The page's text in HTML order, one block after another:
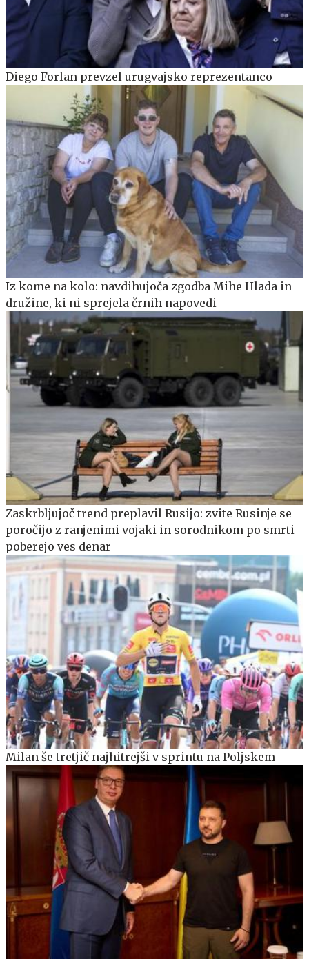
Diego Forlan prevzel urugvajsko reprezentanco
Iz kome na kolo: navdihujoča zgodba Mihe Hlada in
družine, ki ni sprejela črnih napovedi
Zaskrbljujoč trend preplavil Rusijo: zvite Rusinje se
poročijo z ranjenimi vojaki in sorodnikom po smrti
poberejo ves denar
Milan še tretjič najhitrejši v sprintu na Poljskem